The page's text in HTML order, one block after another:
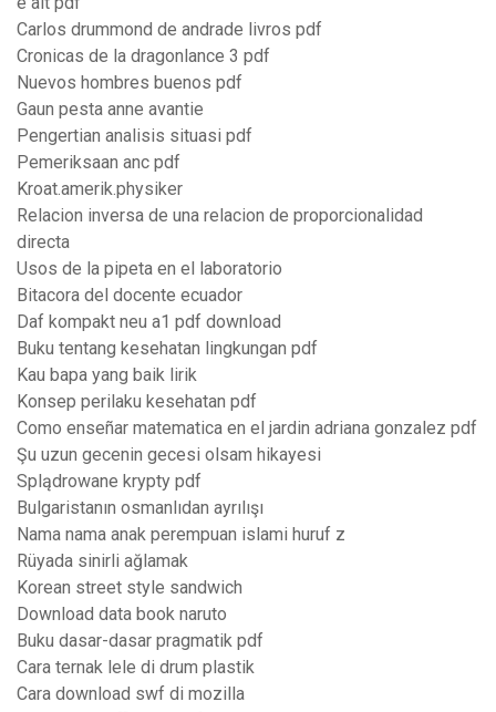
Carlos drummond de andrade livros pdf
Cronicas de la dragonlance 3 pdf
Nuevos hombres buenos pdf
Gaun pesta anne avantie
Pengertian analisis situasi pdf
Pemeriksaan anc pdf
Kroat.amerik.physiker
Relacion inversa de una relacion de proporcionalidad
directa
Usos de la pipeta en el laboratorio
Bitacora del docente ecuador
Daf kompakt neu a1 pdf download
Buku tentang kesehatan lingkungan pdf
Kau bapa yang baik lirik
Konsep perilaku kesehatan pdf
Como enseñar matematica en el jardin adriana gonzalez pdf
Şu uzun gecenin gecesi olsam hikayesi
Splądrowane krypty pdf
Bulgaristanın osmanlıdan ayrılışı
Nama nama anak perempuan islami huruf z
Rüyada sinirli ağlamak
Korean street style sandwich
Download data book naruto
Buku dasar-dasar pragmatik pdf
Cara ternak lele di drum plastik
Cara download swf di mozilla